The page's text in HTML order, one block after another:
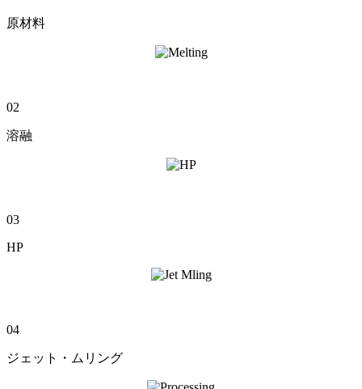
原材料
02
溶融
03
HP
04
ジェット・ムリング